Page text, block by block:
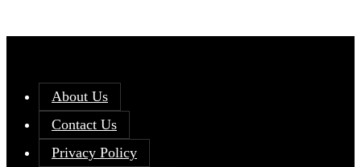
About Us
Contact Us
Privacy Policy